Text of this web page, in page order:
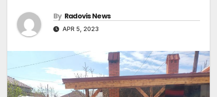
By Radovis News
APR 5, 2023